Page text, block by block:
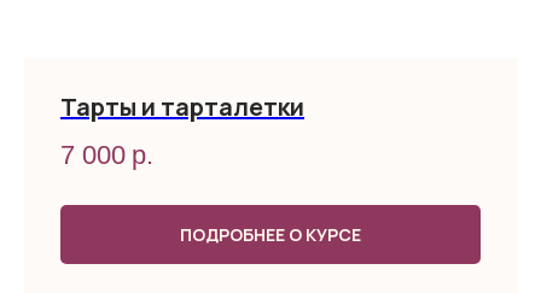
Тарты и тарталетки
7 000 р.
ПОДРОБНЕЕ О КУРСЕ